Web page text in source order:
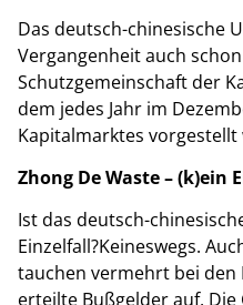
Das deutsch-chinesische
Vergangenheit auch
Schutzgemeinschaft der
dem jedes Jahr im
Kapitalmarktes vorgestellt
Zhong De Waste – (k)ein
Ist das deutsch-
Einzelfall?Keineswegs.
tauchen vermehrt bei den
erteilte Bußgelder auf.